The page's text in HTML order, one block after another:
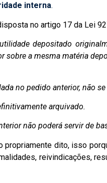
interna.
no artigo 17 da Lei
depositado
a mesma matéria
no pedido anterior, não
arquivado.
não poderá servir de
dito, isso
reivindicações,